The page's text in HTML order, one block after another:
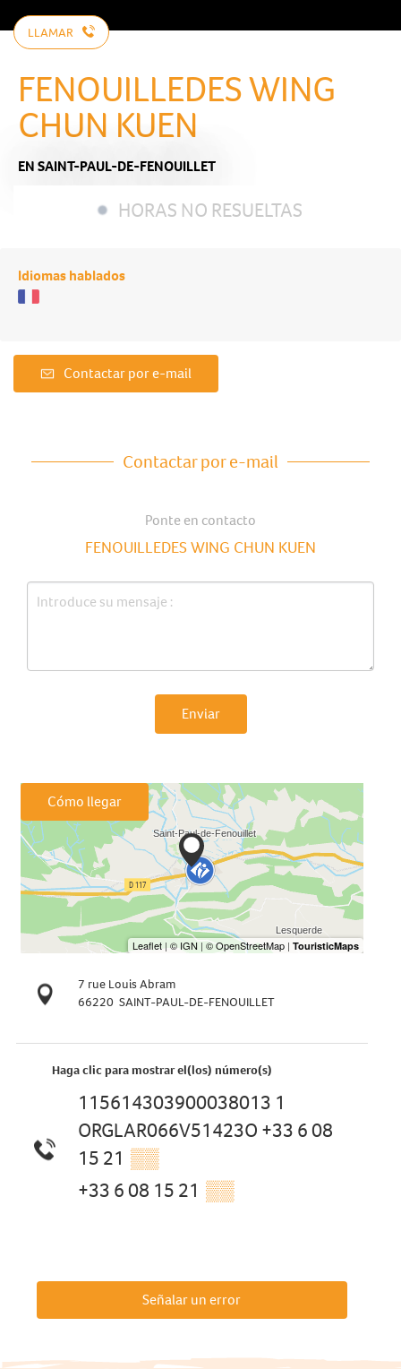
LLAMAR
FENOUILLEDES WING
CHUN KUEN
EN SAINT-PAUL-DE-FENOUILLET
HORAS NO RESUELTAS
Idiomas hablados
Contactar por e-mail
Contactar por e-mail
Ponte en contacto
FENOUILLEDES WING CHUN KUEN
Enviar
Cómo llegar
7 rue Louis Abram
66220 SAINT-PAUL-DE-FENOUILLET
Haga clic para mostrar el(los) número(s)
115614303900038013 1
ORGLAR066V51423O +33 6 08
15 21 ▒▒
+33 6 08 15 21 ▒▒
Señalar un error